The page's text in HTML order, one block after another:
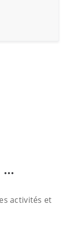
...
activités et